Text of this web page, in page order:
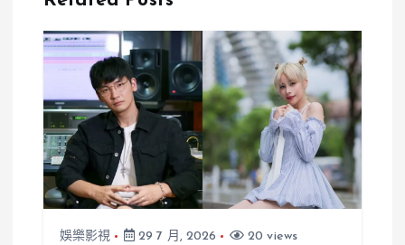
寫下30歲低
潮
還要付低消
娛樂影視 29 7 月, 2026 20 views